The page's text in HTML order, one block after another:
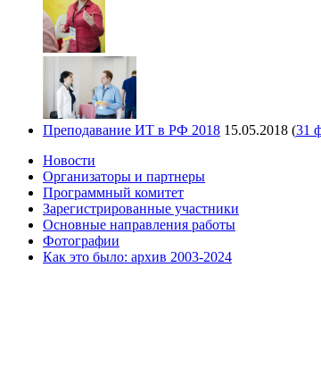
Преподавание ИТ в РФ 2018 15.05.2018 (31
Новости
Организаторы и партнеры
Программный комитет
Зарегистрированные участники
Основные направления работы
Фотографии
Как это было: архив 2003-2024